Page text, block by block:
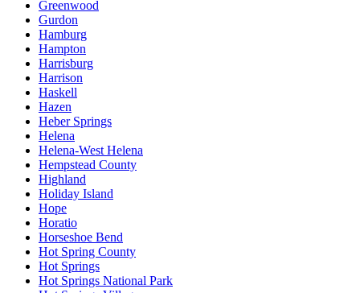
Greenwood
Gurdon
Hamburg
Hampton
Harrisburg
Harrison
Haskell
Hazen
Heber Springs
Helena
Helena-West Helena
Hempstead County
Highland
Holiday Island
Hope
Horatio
Horseshoe Bend
Hot Spring County
Hot Springs
Hot Springs National Park